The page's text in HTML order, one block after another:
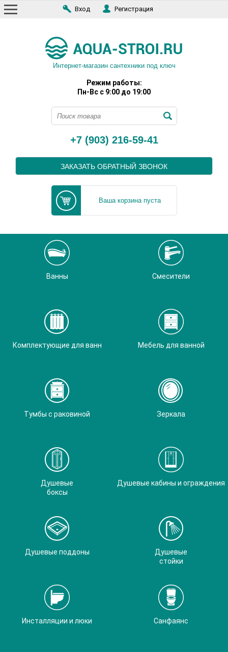
Вход Регистрация
Интернет-магазин сантехники под ключ
Режим работы:
Пн-Вс с 9:00 до 19:00
+7 (903) 216-59-41
ЗАКАЗАТЬ ОБРАТНЫЙ ЗВОНОК
Ваша корзина пуста
Ванны Смесители
Комплектующие для ванн Мебель для ванной
Тумбы с раковиной Зеркала
Душевые
боксы
Душевые кабины и ограждения
Душевые поддоны
Душевые
стойки
Инсталляции и люки Санфаянс